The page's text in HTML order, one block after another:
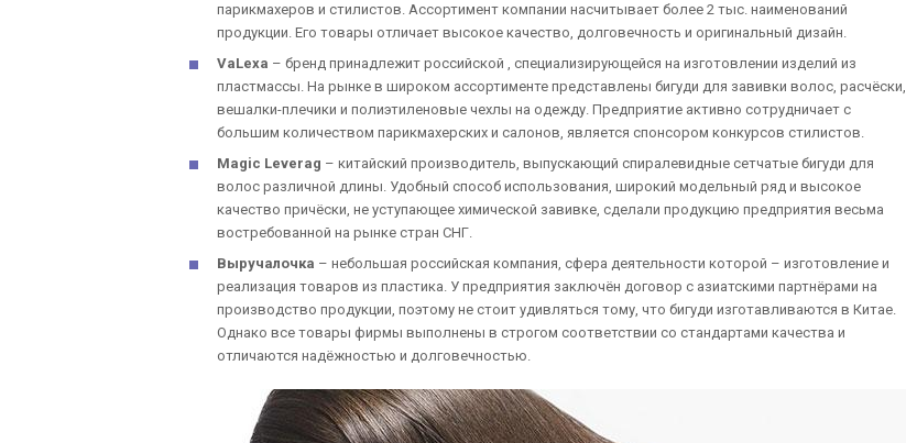
парикмахеров и стилистов. Ассортимент компании насчитывает более 2 тыс. наименований
продукции. Его товары отличает высокое качество, долговечность и оригинальный дизайн.
VaLexa – бренд принадлежит российской , специализирующейся на изготовлении изделий из
пластмассы. На рынке в широком ассортименте представлены бигуди для завивки волос, расчёски,
вешалки-плечики и полиэтиленовые чехлы на одежду. Предприятие активно сотрудничает с
большим количеством парикмахерских и салонов, является спонсором конкурсов стилистов.
Magic Leverag – китайский производитель, выпускающий спиралевидные сетчатые бигуди для
волос различной длины. Удобный способ использования, широкий модельный ряд и высокое
качество причёски, не уступающее химической завивке, сделали продукцию предприятия весьма
востребованной на рынке стран СНГ.
Выручалочка – небольшая российская компания, сфера деятельности которой – изготовление и
реализация товаров из пластика. У предприятия заключён договор с азиатскими партнёрами на
производство продукции, поэтому не стоит удивляться тому, что бигуди изготавливаются в Китае.
Однако все товары фирмы выполнены в строгом соответствии со стандартами качества и
отличаются надёжностью и долговечностью.